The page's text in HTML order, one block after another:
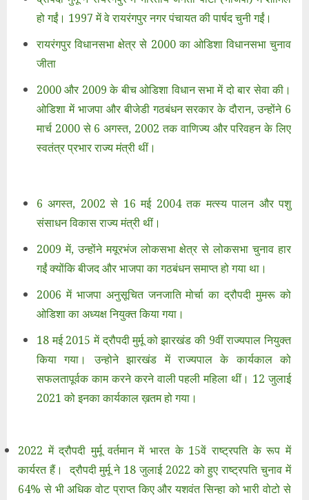
हो गईं। 1997 में वे रायरंगपुर नगर पंचायत की पार्षद चुनी गईं।
रायरंगपुर विधानसभा क्षेत्र से 2000 का ओडिशा विधानसभा चुनाव
जीता
2000 और 2009 के बीच ओडिशा विधान सभा में दो बार सेवा की।
ओडिशा में भाजपा और बीजेडी गठबंधन सरकार के दौरान, उन्होंने 6
मार्च 2000 से 6 अगस्त, 2002 तक वाणिज्य और परिवहन के लिए
स्वतंत्र प्रभार राज्य मंत्री थीं।
6 अगस्त, 2002 से 16 मई 2004 तक मत्स्य पालन और पशु
संसाधन विकास राज्य मंत्री थीं।
2009 में, उन्होंने मयूरभंज लोकसभा क्षेत्र से लोकसभा चुनाव हार
गईं क्योंकि बीजद और भाजपा का गठबंधन समाप्त हो गया था।
2006 में भाजपा अनुसूचित जनजाति मोर्चा का द्रौपदी मुमरू को
ओडिशा का अध्यक्ष नियुक्त किया गया।
18 मई 2015 में द्रौपदी मुर्मू को झारखंड की 9वीं राज्यपाल नियुक्त
किया गया। उन्होने झारखंड में राज्यपाल के कार्यकाल को
सफलतापूर्वक काम करने करने वाली पहली महिला थीं। 12 जुलाई
2021 को इनका कार्यकाल ख़तम हो गया।
2022 में द्रौपदी मुर्मू वर्तमान में भारत के 15वें राष्ट्रपति के रूप में
कार्यरत हैं। द्रौपदी मुर्मू ने 18 जुलाई 2022 को हुए राष्ट्रपति चुनाव में
64% से भी अधिक वोट प्राप्त किए और यशवंत सिन्हा को भारी वोटो से